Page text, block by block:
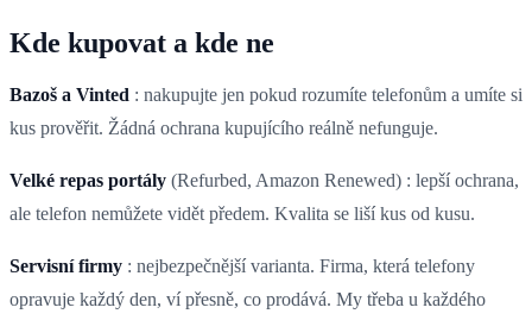
Kde kupovat a kde ne
Bazoš a Vinted : nakupujte jen pokud rozumíte telefonům a umíte si
kus prověřit. Žádná ochrana kupujícího reálně nefunguje.
Velké repas portály (Refurbed, Amazon Renewed) : lepší ochrana,
ale telefon nemůžete vidět předem. Kvalita se liší kus od kusu.
Servisní firmy : nejbezpečnější varianta. Firma, která telefony
opravuje každý den, ví přesně, co prodává. My třeba u každého